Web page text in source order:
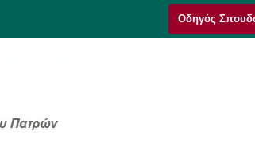
Οδηγός